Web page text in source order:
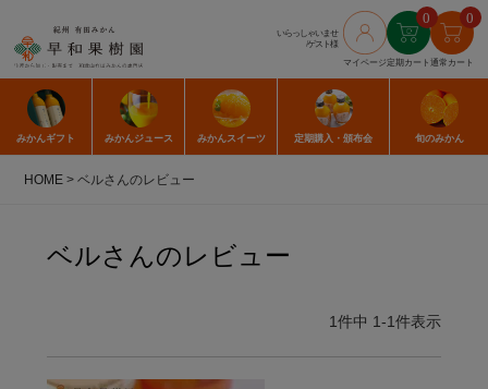
いらっしゃいませ
/ゲスト様
マイページ
0
定期カート
0
通常カート
みかんギフト みかんジュース みかんスイーツ 定期購入 ・頒布会 旬のみかん
HOME ベルさんのレビュー
ベルさんのレビュー
1件中 1-1件表示